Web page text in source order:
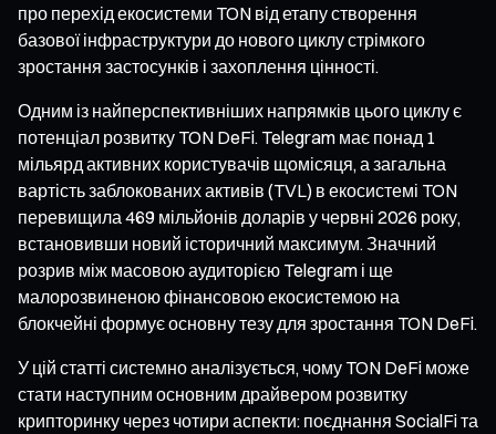
про перехід екосистеми TON від етапу створення
базової інфраструктури до нового циклу стрімкого
зростання застосунків і захоплення цінності.
Одним із найперспективніших напрямків цього циклу є
потенціал розвитку TON DeFi. Telegram має понад 1
мільярд активних користувачів щомісяця, а загальна
вартість заблокованих активів (TVL) в екосистемі TON
перевищила 469 мільйонів доларів у червні 2026 року,
встановивши новий історичний максимум. Значний
розрив між масовою аудиторією Telegram і ще
малорозвиненою фінансовою екосистемою на
блокчейні формує основну тезу для зростання TON DeFi.
У цій статті системно аналізується, чому TON DeFi може
стати наступним основним драйвером розвитку
крипторинку через чотири аспекти: поєднання SocialFi та